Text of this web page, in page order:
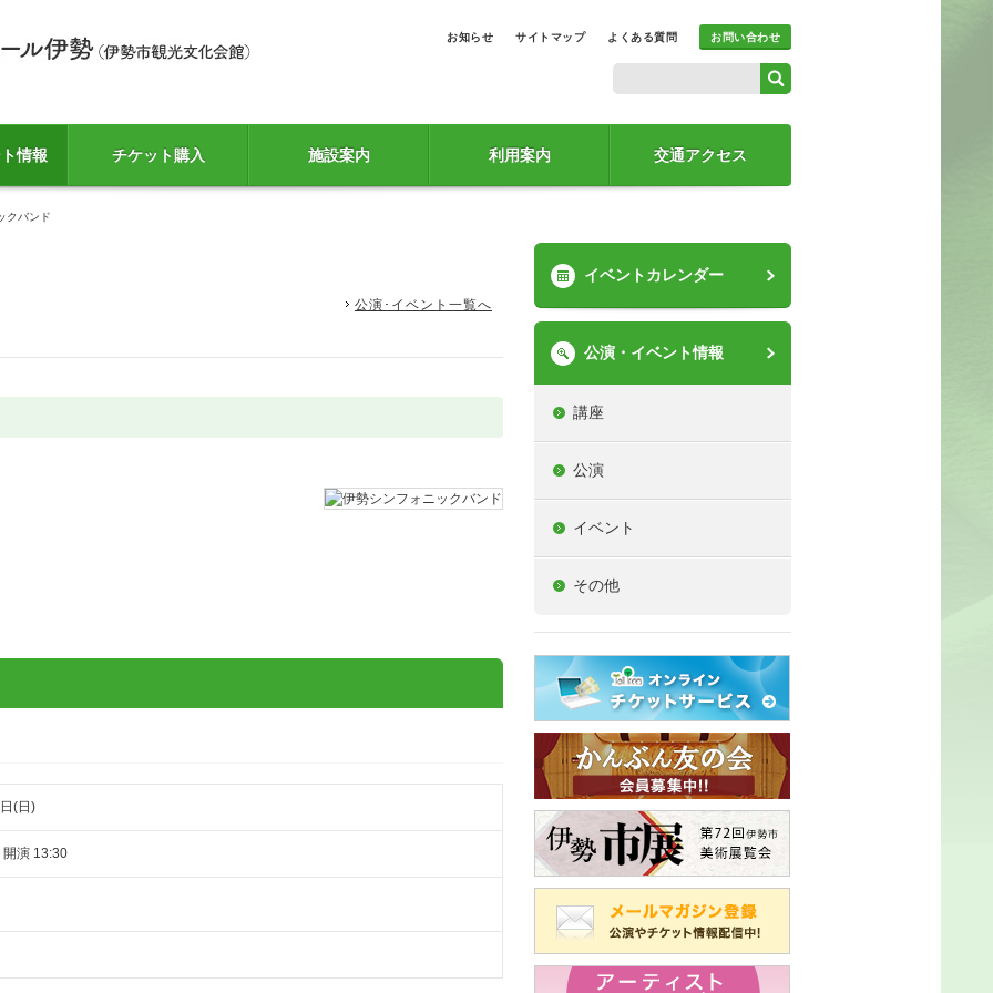
お知らせ サイトマップ よくある質問 お問い合わせ
情報 チケット購入 施設案内 利用案内 交通アクセス
クバンド
公演･イベント一覧へ
(日)
開演 13:30
イベントカレンダー
公演・イベント情報
講座
公演
イベント
その他